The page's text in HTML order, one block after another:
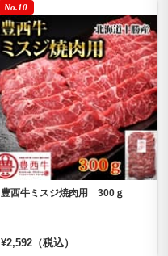
No.10
豊西牛ミスジ焼肉用 300ｇ
¥2,592（税込）